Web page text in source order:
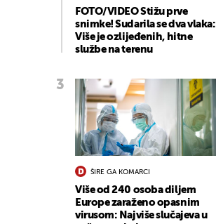
FOTO/VIDEO Stižu prve
snimke! Sudarila se dva vlaka:
Više je ozlijeđenih, hitne
službe na terenu
ŠIRE GA KOMARCI
Više od 240 osoba diljem
Europe zaraženo opasnim
virusom: Najviše slučajeva u